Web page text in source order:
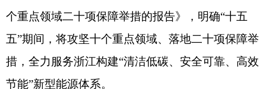
个重点领域二十项保障举措的报告》，明确“十五
五”期间，将攻坚十个重点领域、落地二十项保障举
措，全力服务浙江构建“清洁低碳、安全可靠、高效
节能”新型能源体系。